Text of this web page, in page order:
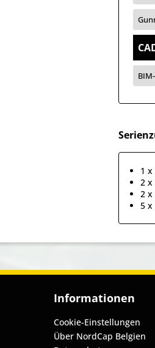
1
2 x
2 x
5 x
Informationen
Cookie-Einstellungen
Über NordCap Belgien